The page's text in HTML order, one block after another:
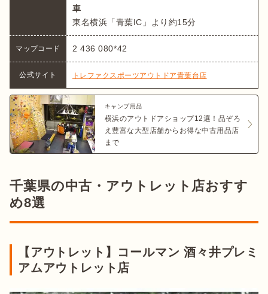
車
東名横浜「青葉IC」より約15分
マップコード 2 436 080*42
公式サイト トレファクスポーツアウトドア青葉台店
キャンプ用品
横浜のアウトドアショップ12選！品ぞろ
え豊富な大型店舗からお得な中古用品店
まで
千葉県の中古・アウトレット店おすす
め8選
【アウトレット】コールマン 酒々井プレミ
アムアウトレット店